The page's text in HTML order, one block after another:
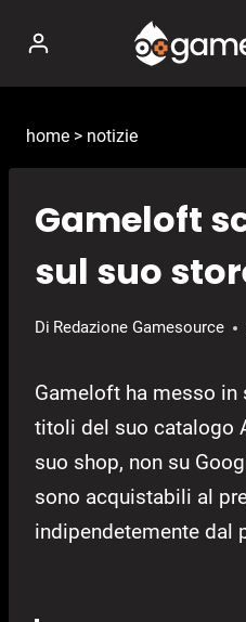
contenuto
home > notizie
Gameloft
sul suo
Di Redazione Gamesource
Gameloft ha messo in
titoli del suo catalogo
suo shop, non su
sono acquistabili al
indipendetemente dal